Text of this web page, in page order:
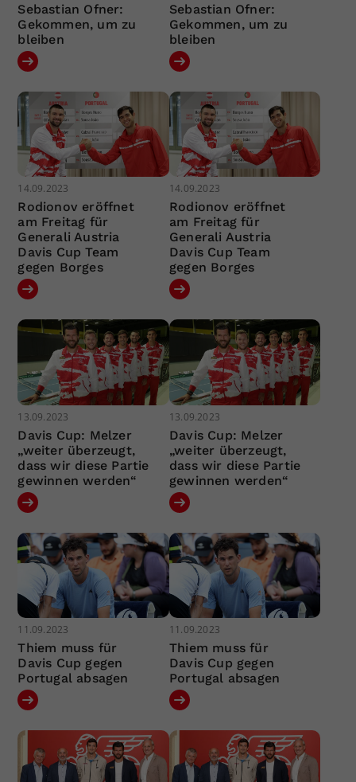
Sebastian Ofner:
Gekommen, um zu
bleiben
Sebastian Ofner:
Gekommen, um zu
bleiben
14.09.2023
Rodionov eröffnet
am Freitag für
Generali Austria
Davis Cup Team
gegen Borges
14.09.2023
Rodionov eröffnet
am Freitag für
Generali Austria
Davis Cup Team
gegen Borges
13.09.2023
Davis Cup: Melzer
„weiter überzeugt,
dass wir diese Partie
gewinnen werden“
13.09.2023
Davis Cup: Melzer
„weiter überzeugt,
dass wir diese Partie
gewinnen werden“
11.09.2023
Thiem muss für
Davis Cup gegen
Portugal absagen
11.09.2023
Thiem muss für
Davis Cup gegen
Portugal absagen